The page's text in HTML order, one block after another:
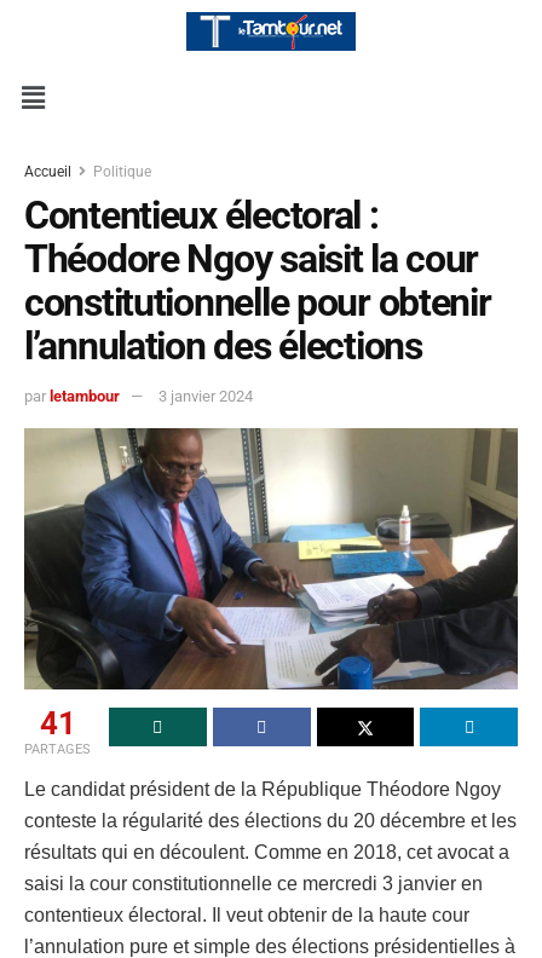
Accueil Politique
Contentieux électoral :
Théodore Ngoy saisit la cour
constitutionnelle pour obtenir
l’annulation des élections
par letambour 3 janvier 2024
41
PARTAGES
Le candidat président de la République Théodore Ngoy
conteste la régularité des élections du 20 décembre et les
résultats qui en découlent. Comme en 2018, cet avocat a
saisi la cour constitutionnelle ce mercredi 3 janvier en
contentieux électoral. Il veut obtenir de la haute cour
l’annulation pure et simple des élections présidentielles à